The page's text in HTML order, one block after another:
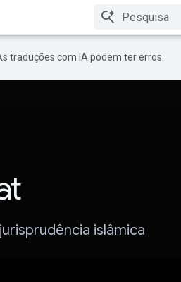
traduções com IA podem ter erros.
islâmica